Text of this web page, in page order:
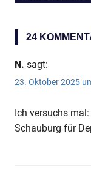
24
N. sagt:
23. Oktober 2025
Ich versuchs
Schauburg für